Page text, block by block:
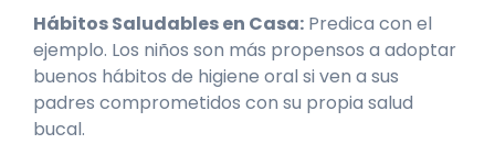
Hábitos Saludables en Casa: Predica con el
ejemplo. Los niños son más propensos a adoptar
buenos hábitos de higiene oral si ven a sus
padres comprometidos con su propia salud
bucal.